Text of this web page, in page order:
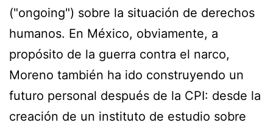
("ongoing") sobre la situación de derechos
humanos. En México, obviamente, a
propósito de la guerra contra el narco,
Moreno también ha ido construyendo un
futuro personal después de la CPI: desde la
creación de un instituto de estudio sobre